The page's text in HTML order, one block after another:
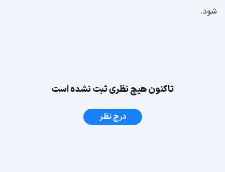
شود.
تاکنون هیچ نظری ثبت نشده است
درج نظر